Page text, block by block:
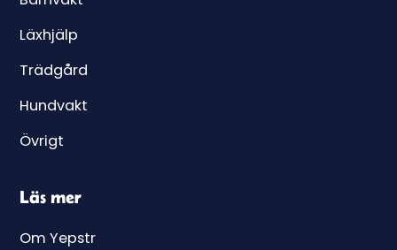
Läxhjälp
Trädgård
Hundvakt
Övrigt
Läs mer
Om Yepstr